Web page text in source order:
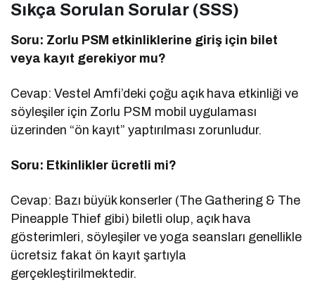
Sıkça Sorulan Sorular (SSS)
Soru: Zorlu PSM etkinliklerine giriş için bilet
veya kayıt gerekiyor mu?
Cevap: Vestel Amfi’deki çoğu açık hava etkinliği ve
söyleşiler için Zorlu PSM mobil uygulaması
üzerinden “ön kayıt” yaptırılması zorunludur.
Soru: Etkinlikler ücretli mi?
Cevap: Bazı büyük konserler (The Gathering & The
Pineapple Thief gibi) biletli olup, açık hava
gösterimleri, söyleşiler ve yoga seansları genellikle
ücretsiz fakat ön kayıt şartıyla
gerçekleştirilmektedir.